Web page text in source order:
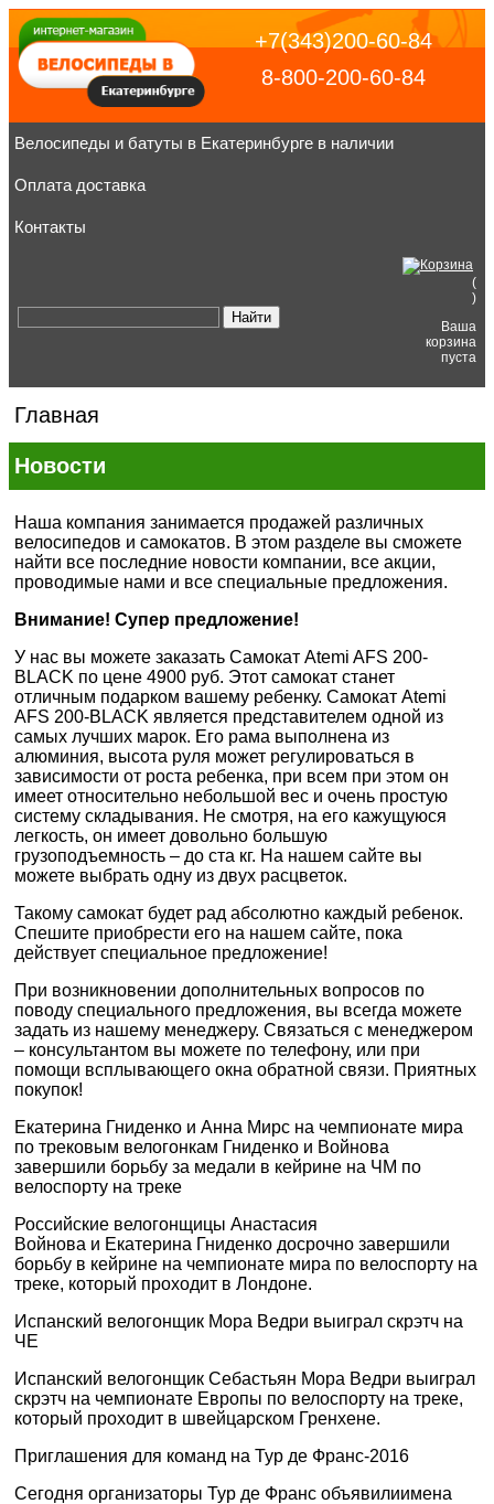
+7(343)200-60-84
8-800-200-60-84
Велосипеды и батуты в Екатеринбурге в наличии
Оплата доставка
Контакты
(
)
Ваша
корзина
пуста
Главная
Новости
Наша компания занимается продажей различных
велосипедов и самокатов. В этом разделе вы сможете
найти все последние новости компании, все акции,
проводимые нами и все специальные предложения.
Внимание! Супер предложение!
У нас вы можете заказать Самокат Atemi AFS 200-
BLACK по цене 4900 руб. Этот самокат станет
отличным подарком вашему ребенку. Самокат Atemi
AFS 200-BLACK является представителем одной из
самых лучших марок. Его рама выполнена из
алюминия, высота руля может регулироваться в
зависимости от роста ребенка, при всем при этом он
имеет относительно небольшой вес и очень простую
систему складывания. Не смотря, на его кажущуюся
легкость, он имеет довольно большую
грузоподъемность – до ста кг. На нашем сайте вы
можете выбрать одну из двух расцветок.
Такому самокат будет рад абсолютно каждый ребенок.
Спешите приобрести его на нашем сайте, пока
действует специальное предложение!
При возникновении дополнительных вопросов по
поводу специального предложения, вы всегда можете
задать из нашему менеджеру. Связаться с менеджером
– консультантом вы можете по телефону, или при
помощи всплывающего окна обратной связи. Приятных
покупок!
Екатерина Гниденко и Анна Мирс на чемпионате мира
по трековым велогонкам Гниденко и Войнова
завершили борьбу за медали в кейрине на ЧМ по
велоспорту на треке
Российские велогонщицы Анастасия
Войнова и Екатерина Гниденко досрочно завершили
борьбу в кейрине на чемпионате мира по велоспорту на
треке, который проходит в Лондоне.
Испанский велогонщик Мора Ведри выиграл скрэтч на
ЧЕ
Испанский велогонщик Себастьян Мора Ведри выиграл
скрэтч на чемпионате Европы по велоспорту на треке,
который проходит в швейцарском Гренхене.
Приглашения для команд на Тур де Франс-2016
Сегодня организаторы Тур де Франс объявилиимена